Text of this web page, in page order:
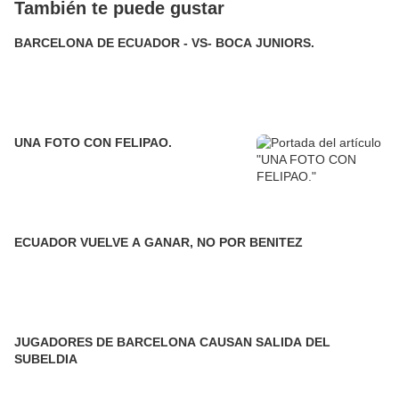
También te puede gustar
BARCELONA DE ECUADOR - VS- BOCA JUNIORS.
UNA FOTO CON FELIPAO.
ECUADOR VUELVE A GANAR, NO POR BENITEZ
JUGADORES DE BARCELONA CAUSAN SALIDA DEL
SUBELDIA